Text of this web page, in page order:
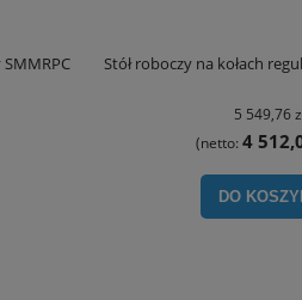
Stół roboczy na kołach
5 549,76
(netto: 4
DO